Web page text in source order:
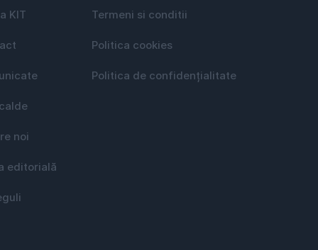
KIT
noi
editorială
Termeni si conditii
Politica cookies
Politica de confidențialitate